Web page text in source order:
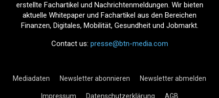
erstellte Fachartikel und Nachrichtenmeldungen. Wir bieten
aktuelle Whitepaper und Fachartikel aus den Bereichen
Finanzen, Digitales, Mobilität, Gesundheit und Jobmarkt.
Contact us: presse@btn-media.com
Mediadaten Newsletter abonnieren Newsletter abmelden
Impressum Datenschutzerklärung AGB